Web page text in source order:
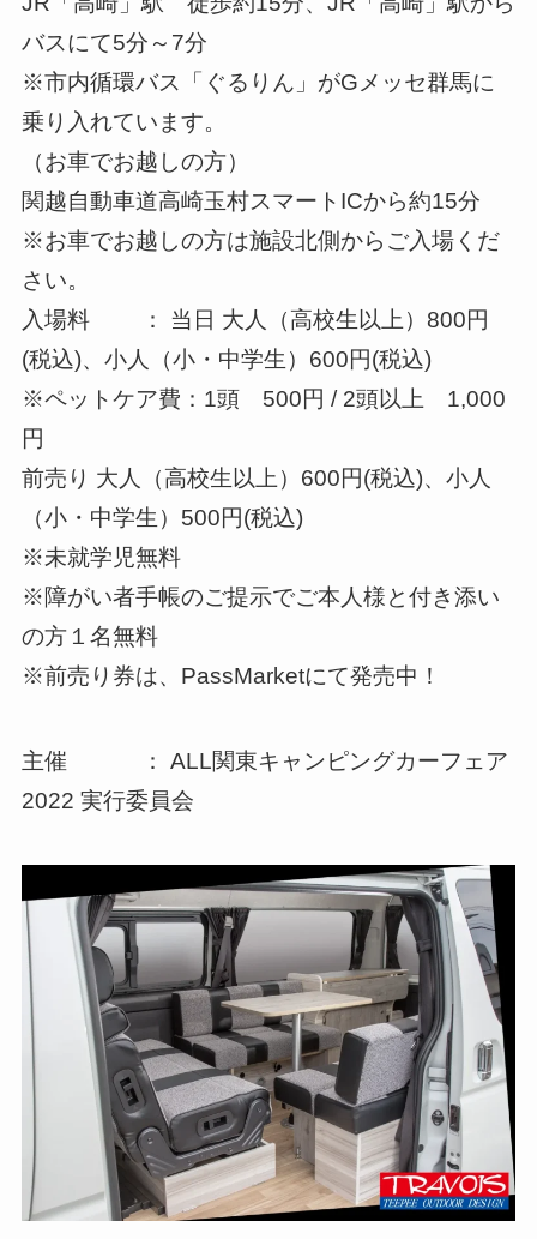
バスにて5分～7分
※市内循環バス「ぐるりん」がGメッセ群馬に
乗り入れています。
（お車でお越しの方）
関越自動車道高崎玉村スマートICから約15分
※お車でお越しの方は施設北側からご入場くだ
さい。
入場料 ： 当日 大人（高校生以上）800円
(税込)、小人（小・中学生）600円(税込)
※ペットケア費：1頭 500円 / 2頭以上 1,000
円
前売り 大人（高校生以上）600円(税込)、小人
（小・中学生）500円(税込)
※未就学児無料
※障がい者手帳のご提示でご本人様と付き添い
の方１名無料
※前売り券は、PassMarketにて発売中！
主催 ： ALL関東キャンピングカーフェア
2022 実行委員会